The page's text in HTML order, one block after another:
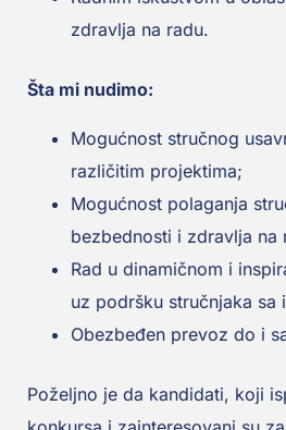
zdravlja na radu.
Šta mi nudimo:
Mogućnost stručnog
različitim projektima;
Mogućnost polaganja
bezbednosti i zdravlja na
Rad u dinamičnom i
uz podršku stručnjaka sa
Obezbeđen prevoz do i
Poželjno je da kandidati, koji